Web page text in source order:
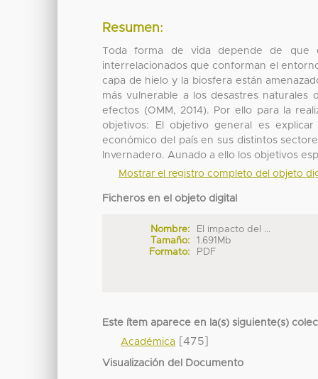
Resumen:
Toda forma de vida depende de que
interrelacionados que conforman el
capa de hielo y la biosfera están
más vulnerable a los desastres
efectos (OMM, 2014). Por ello para la
objetivos: El objetivo general es
económico del país en sus distintos
Invernadero. Aunado a ello los objetivos
Mostrar el registro completo del objeto
Ficheros en el objeto digital
Nombre:
El impacto del ...
Tamaño:
1.691Mb
Formato:
PDF
Este ítem aparece en la(s) siguiente(s)
Académica [475]
Visualización del Documento